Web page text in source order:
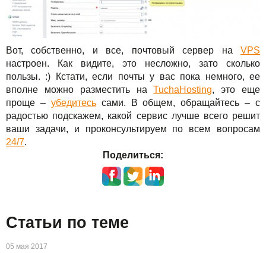
Вот, собственно, и все, почтовый сервер на VPS
настроен. Как видите, это несложно, зато сколько
пользы. :) Кстати, если почты у вас пока немного, ее
вполне можно разместить наTuchaHosting, это еще
проще – убедитесьсами. В общем, обращайтесь – с
радостью подскажем, какой сервис лучше всего решит
ваши задачи, и проконсультируем по всем вопросам
24/7.
Поделиться:
Статьи по теме
05 мая 2017